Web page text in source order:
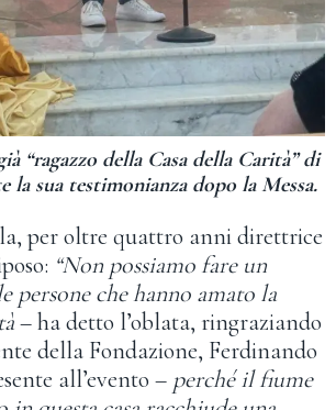
“ragazzo della Casa della Carità” di
la sua testimonianza dopo la Messa.
per oltre quattro anni direttrice
“Non possiamo fare un
persone che hanno amato la
– ha detto l’oblata, ringraziando
della Fondazione, Ferdinando
all’evento – perché il fiume